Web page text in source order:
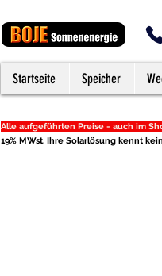
Startseite Speicher
Alle aufgeführten Preise - auch im
19% MWst. Ihre Solarlösung kennt